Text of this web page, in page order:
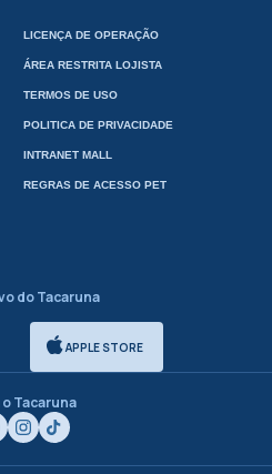
LICENÇA DE OPERAÇÃO
ÁREA RESTRITA LOJISTA
TERMOS DE USO
POLITICA DE PRIVACIDADE
INTRANET MALL
REGRAS DE ACESSO PET
do Tacaruna
APPLE STORE
o Tacaruna